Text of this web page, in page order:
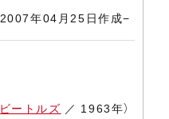
年04月25日作成−
ートルズ ／ 1963年）